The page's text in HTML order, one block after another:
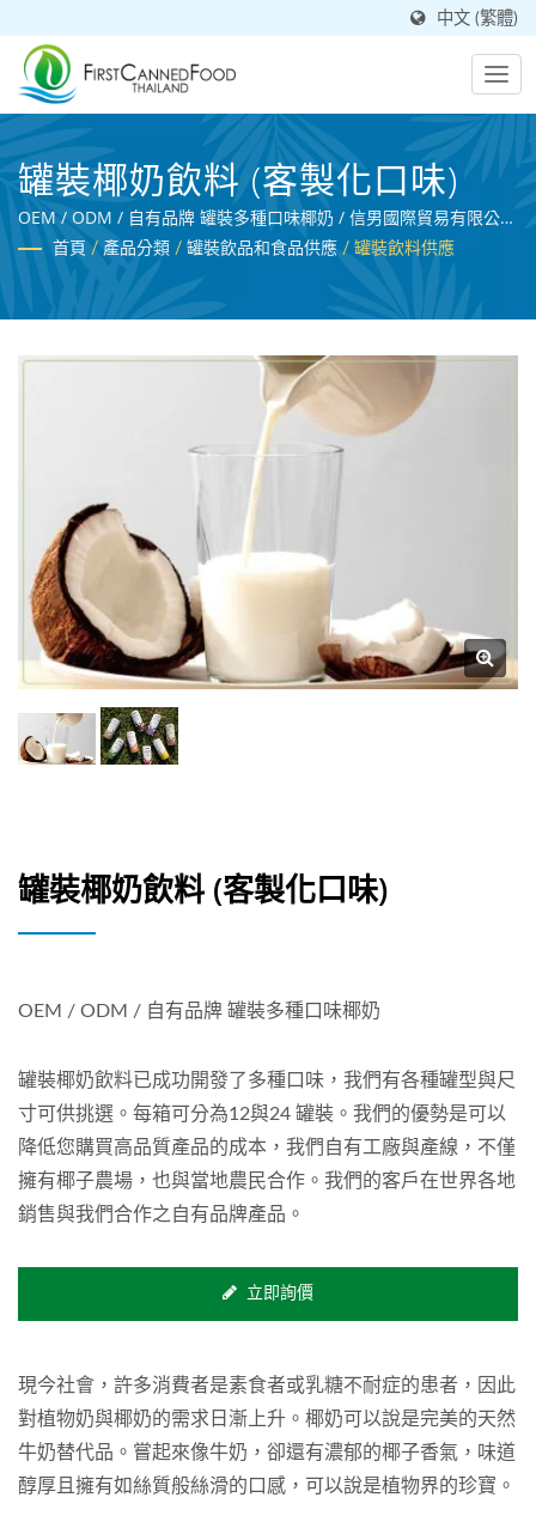
中文 (繁體)
罐裝椰奶飲料 (客製化口味)
OEM / ODM / 自有品牌 罐裝多種口味椰奶 / 信男國際貿易有限公
司/泰國第一食品有限公司為通過BRC認證的專業飲料製造商，農產
品處理專家。
首頁 / 產品分類 / 罐裝飲品和食品供應 / 罐裝飲料供應
罐裝椰奶飲料 (客製化口味)
OEM / ODM / 自有品牌 罐裝多種口味椰奶
罐裝椰奶飲料已成功開發了多種口味，我們有各種罐型與尺
寸可供挑選。每箱可分為12與24 罐裝。我們的優勢是可以
降低您購買高品質產品的成本，我們自有工廠與產線，不僅
擁有椰子農場，也與當地農民合作。我們的客戶在世界各地
銷售與我們合作之自有品牌產品。
立即詢價
現今社會，許多消費者是素食者或乳糖不耐症的患者，因此
對植物奶與椰奶的需求日漸上升。椰奶可以說是完美的天然
牛奶替代品。嘗起來像牛奶，卻還有濃郁的椰子香氣，味道
醇厚且擁有如絲質般絲滑的口感，可以說是植物界的珍寶。